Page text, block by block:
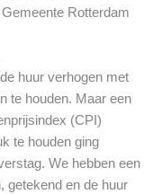
Rotterdam
huur verhogen met
te houden. Maar een
(CPI)
te houden ging
We hebben een
getekend en de huur